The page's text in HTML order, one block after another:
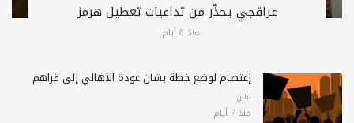
عراقجي يحذّر من تداعيات تعطيل هرمز
منذ 8 أيام
إعتصام لوضع خطة بشأن عودة الأهالي إلى قراهم
لبنان
منذ 7 أيام